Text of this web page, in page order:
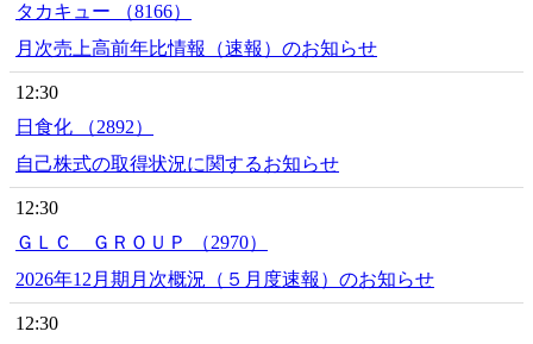
タカキュー （8166）
月次売上高前年比情報（速報）のお知らせ
12:30
日食化 （2892）
自己株式の取得状況に関するお知らせ
12:30
ＧＬＣ ＧＲＯＵＰ （2970）
2026年12月期月次概況（５月度速報）のお知らせ
12:30